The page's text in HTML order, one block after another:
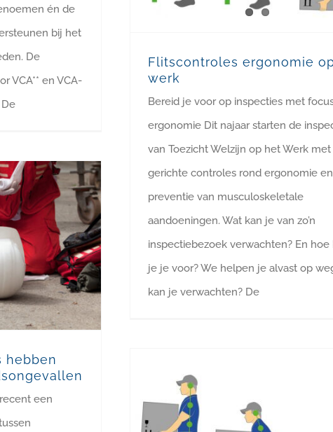
én de
bij het
De
VCA** en VCA-
Flitscontroles ergonomie
werk
Bereid je voor op inspecties met
ergonomie Dit najaar starten de
van Toezicht Welzijn op het Werk met
gerichte controles rond ergonomie
preventie van musculoskeletale
aandoeningen. Wat kan je van zo’n
inspectiebezoek verwachten? En hoe
je je voor? We helpen je alvast op
kan je verwachten? De
hebben
een